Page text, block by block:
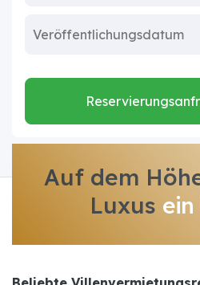
Auf dem
Luxus